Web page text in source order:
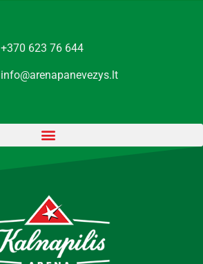
+370 623 76 644
info@arenapanevezys.lt